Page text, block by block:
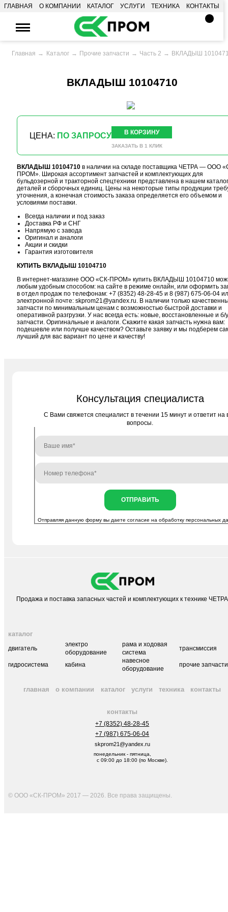
ГЛАВНАЯ О КОМПАНИИ КАТАЛОГ УСЛУГИ ТЕХНИКА КОНТАКТЫ
Главная Каталог Прочие запчасти Часть 2 ВКЛАДЫШ
ВКЛАДЫШ 10104710
ЦЕНА: ПО ЗАПРОСУ В КОРЗИНУ
ЗАКАЗАТЬ В 1 КЛИК
ВКЛАДЫШ 10104710в наличии на складе поставщика ЧЕТРА — ООО
ПРОМ». Широкая ассортимент запчастей и комплектующих для
бульдозерной и тракторной спецтехники представлена в нашем
деталей и сборочных единиц. Цены на некоторые типы продукции
уточнения, а конечная стоимость заказа определяется его объемом и
условиями поставки.
Всегда наличии и под заказ
Доставка РФ и СНГ
Напрямую с завода
Оригинал и аналоги
Акции и скидки
Гарантия изготовителя
КУПИТЬ ВКЛАДЫШ 10104710
В интернет-магазине ООО «СК-ПРОМ» купить ВКЛАДЫШ 10104710
любым удобным способом: на сайте в режиме онлайн, или оформить
в отдел продаж по телефонам: +7 (8352) 48-28-45и 8 (987) 675-06-04
электронной почте: skprom21@yandex.ru. В наличии только
запчасти по минимальным ценам с возможностью быстрой доставки и
оперативной разгрузки. У нас всегда есть: новые, восстановленные и б/у
запчасти. Оригинальные и аналоги. Скажите какая запчасть нужна вам:
подешевле или получше качеством? Оставьте заявку и мы подберем
лучший для вас вариант по цене и качеству!
Консультация специалиста
C Вами свяжется специалист в течении 15 минут и ответит на
вопросы.
ОТПРАВИТЬ
Отправляя данную форму вы даете согласие наобработку персональных
Продажа и поставка запасных частей и комплектующих к технике ЧЕТРА
каталог
двигатель
электро
оборудование
рама и ходовая
система
трансмиссия
гидросистема кабина
навесное
оборудование
прочие запчасти
главная о компании каталог услуги техника контакты
контакты
+7 (8352) 48-28-45
+7 (987) 675-06-04
skprom21@yandex.ru
понедельник - пятница,
с 09:00 до 18:00 (по Москве).
© ООО «СК-ПРОМ» 2017 — 2026. Все права защищены